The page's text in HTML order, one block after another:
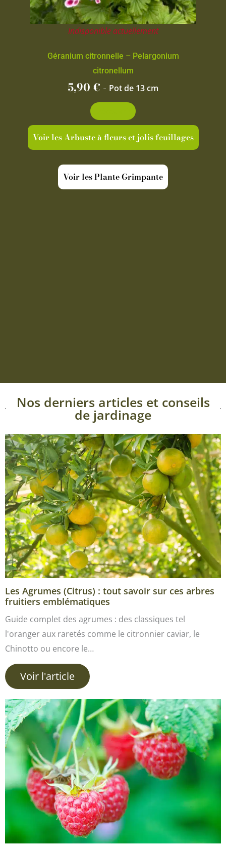
Indisponible actuellement
Géranium citronnelle – Pelargonium
citronellum
5,90€ - Pot de 13 cm
Voir les Arbuste à fleurs et jolis feuillages
Voir les Plante Grimpante
Nos derniers articles et conseils
de jardinage
Les Agrumes (Citrus) : tout savoir sur ces arbres
fruitiers emblématiques
Guide complet des agrumes : des classiques tel
l'oranger aux raretés comme le citronnier caviar, le
Chinotto ou encore le…
Voir l'article